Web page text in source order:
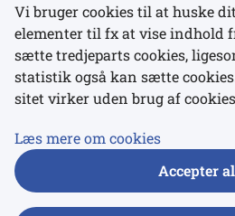
Links
Udgivelser
Vi bruger cookies til at huske
elementer til fx at vise indhold
sætte tredjeparts cookies,
statistik også kan sætte
sitet virker uden brug af
Læs mere om cookies
Accepter